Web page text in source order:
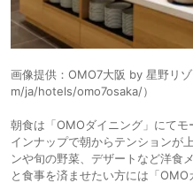
画像提供：OMO7大阪 by 星野
m/ja/hotels/omo7osaka/）
朝食は「OMOダイニング」にて
インナップで朝からテンションが
ンや旬の野菜、デザートなど洋食
と食事を済ませたい方には「